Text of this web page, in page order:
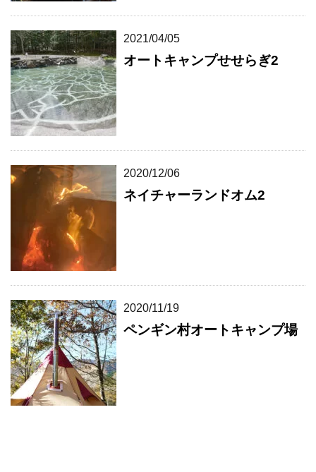
2021/04/05
オートキャンプせせらぎ2
2020/12/06
ネイチャーランドオム2
2020/11/19
ペンギン村オートキャンプ場